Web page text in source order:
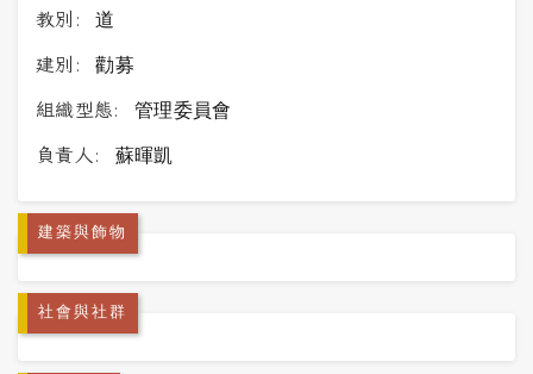
教別: 道
建別: 勸募
組織型態: 管理委員會
負責人: 蘇暉凱
建築與飾物
社會與社群